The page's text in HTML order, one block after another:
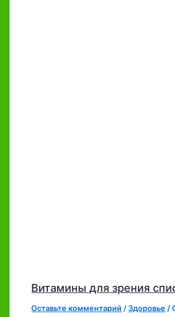
Витамины для зрения
Оставьте комментарий /Здоровье /